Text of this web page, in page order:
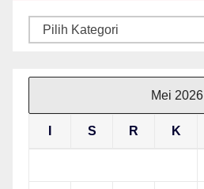
Kategori
Mei 2026
S R K